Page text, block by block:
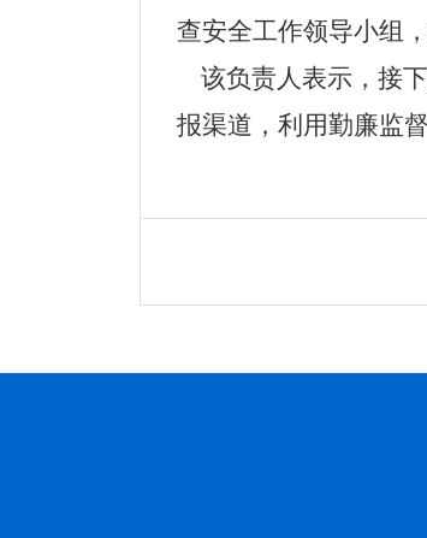
查安全工作领导小组
该负责人表示，接
报渠道，利用勤廉监